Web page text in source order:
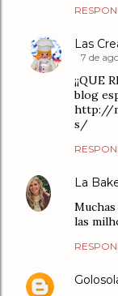
Las
7 de
¡¡QUE
blog
http://
s/
La
las